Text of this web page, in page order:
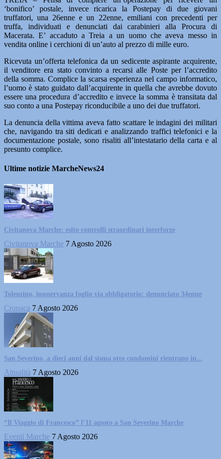
‘bonifico’ postale, invece ricarica la Postepay di due giovani
truffatori, una 26enne e un 22enne, emiliani con precedenti per
truffa, individuati e denunciati dai carabinieri alla Procura di
Macerata. E’ accaduto a Treia a un uomo che aveva messo in
vendita online i cerchioni di un’auto al prezzo di mille euro.
Ricevuta un’offerta telefonica da un sedicente aspirante acquirente,
il venditore era stato convinto a recarsi alle Poste per l’accredito
della somma. Complice la scarsa esperienza nel campo informatico,
l’uomo è stato guidato dall’acquirente in quella che avrebbe dovuto
essere una procedura d’accredito e invece la somma è transitata dal
suo conto a una Postepay riconducibile a uno dei due truffatori.
La denuncia della vittima aveva fatto scattare le indagini dei militari
che, navigando tra siti dedicati e analizzando traffici telefonici e la
documentazione postale, sono risaliti all’intestatario della carta e al
presunto complice.
Ultime notizie MarcheNews24
Civitanova Marche: esito controlli straordinari interforze
Civitanova Marche 7 Agosto 2026
Tolentino, inosservanza foglio via obbligatorio: denunciato 34enne
Cronaca 7 Agosto 2026
San Severino, a dieci anni dal sisma otto condomini rientrano in...
Attualità 7 Agosto 2026
“Il Viaggio di Francesco” l’11 agosto a San Severino Marche
Eventi Marche 7 Agosto 2026